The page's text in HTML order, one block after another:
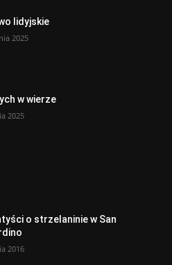
lidyjskie
2025
w wierze
2025
o strzelaninie w San
2016